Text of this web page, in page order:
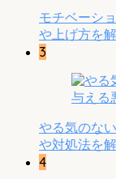
モチベーシ
や上げ方を
3
やる気のな
や対処法を
4